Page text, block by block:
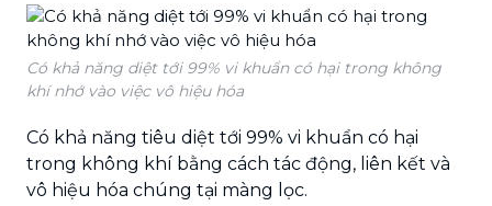
Có khả năng diệt tới 99% vi khuẩn có hại trong không
khí nhớ vào việc vô hiệu hóa
Có khả năng tiêu diệt tới 99% vi khuẩn có hại
trong không khí bằng cách tác động, liên kết và
vô hiệu hóa chúng tại màng lọc.